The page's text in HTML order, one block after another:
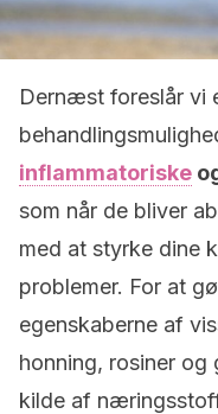
Dernæst foreslår vi
inflammatoriske
som når de bliver
med at styrke dine
problemer. For at
egenskaberne af
honning, rosiner og
kilde af